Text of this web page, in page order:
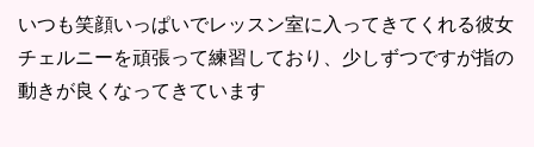
いつも笑顔いっぱいでレッスン室に入ってきてくれる彼女
チェルニーを頑張って練習しており、少しずつですが指の
動きが良くなってきています